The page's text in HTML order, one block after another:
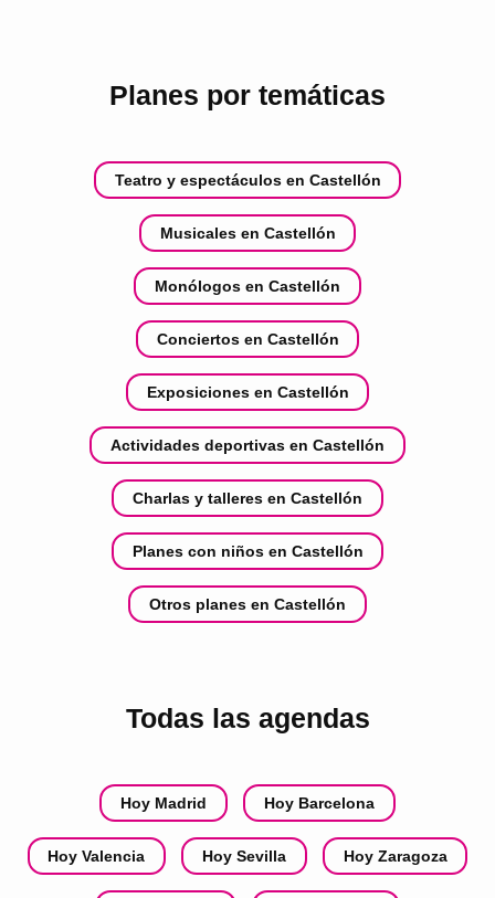
Planes por temáticas
Teatro y espectáculos en Castellón
Musicales en Castellón
Monólogos en Castellón
Conciertos en Castellón
Exposiciones en Castellón
Actividades deportivas en Castellón
Charlas y talleres en Castellón
Planes con niños en Castellón
Otros planes en Castellón
Todas las agendas
Hoy Madrid Hoy Barcelona
Hoy Valencia Hoy Sevilla Hoy Zaragoza